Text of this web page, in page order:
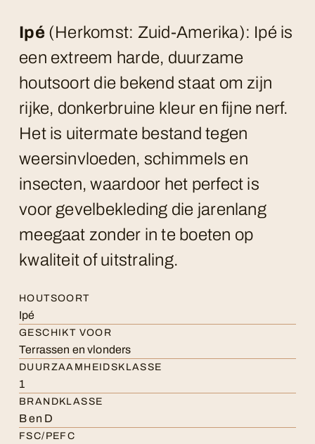
Ipé (Herkomst: Zuid-Amerika): Ipé is
een extreem harde, duurzame
houtsoort die bekend staat om zijn
rijke, donkerbruine kleur en fijne nerf.
Het is uitermate bestand tegen
weersinvloeden, schimmels en
insecten, waardoor het perfect is
voor gevelbekleding die jarenlang
meegaat zonder in te boeten op
kwaliteit of uitstraling.
HOUTSOORT
Ipé
GESCHIKT VOOR
Terrassen en vlonders
DUURZAAMHEIDSKLASSE
1
BRANDKLASSE
B en D
FSC/PEFC